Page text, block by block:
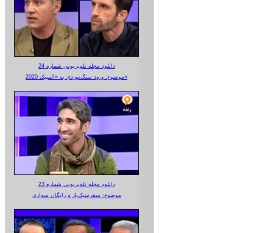
دانلود مجله تلویزیونی شماره 24
موضوع: ورود سنگ‌نوردی به «المپیک 2020»
دانلود مجله تلویزیونی شماره 23
موضوع: سفرسبک‌بار و رایگان سواری